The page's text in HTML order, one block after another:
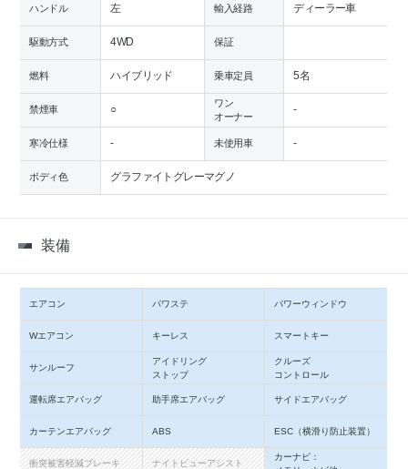
ハンドル 左 輸入経路 ディーラー車
駆動方式 4WD 保証
燃料 ハイブリッド 乗車定員 5名
禁煙車 ○
ワン
オーナー
-
寒冷仕様 - 未使用車 -
ボディ色 グラファイトグレーマグノ
装備
エアコン パワステ パワーウィンドウ
Wエアコン キーレス スマートキー
サンルーフ
アイドリング
ストップ
クルーズ
コントロール
運転席エアバッグ 助手席エアバッグ サイドエアバッグ
カーテンエアバッグ ABS ESC（横滑り防止装置）
衝突被害軽減ブレーキ ナイトビューアシスト
カーナビ：